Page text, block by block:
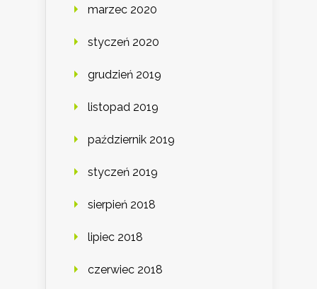
marzec 2020
styczeń 2020
grudzień 2019
listopad 2019
październik 2019
styczeń 2019
sierpień 2018
lipiec 2018
czerwiec 2018